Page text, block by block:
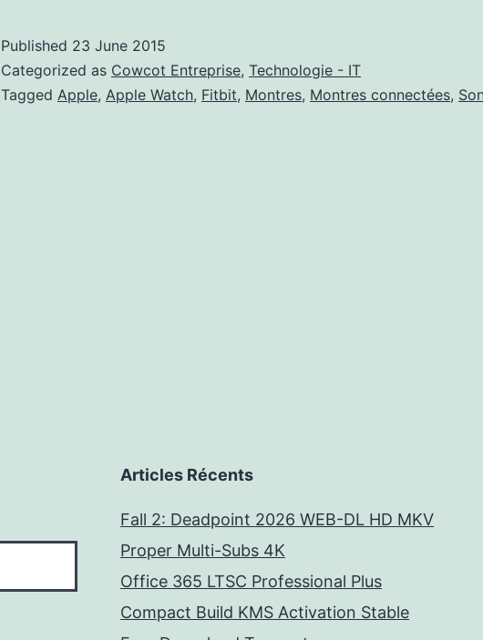
puissance
des
Published 23 June 2015
Categorized as Cowcot Entreprise, Technologie - IT
Tagged Apple, Apple Watch, Fitbit, Montres, Montres connectées,
Articles Récents
Fall 2: Deadpoint 2026 WEB-DL HD MKV
Proper Multi-Subs 4K
Office 365 LTSC Professional Plus
Compact Build KMS Activation Stable